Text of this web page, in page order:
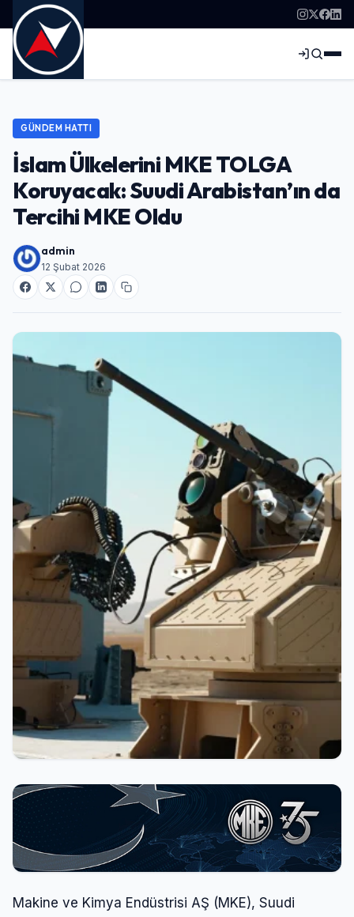
GÜNDEM HATTI
İslam Ülkelerini MKE TOLGA
Koruyacak: Suudi Arabistan’ın da
Tercihi MKE Oldu
admin
12 Şubat 2026
Makine ve Kimya Endüstrisi AŞ (MKE), Suudi